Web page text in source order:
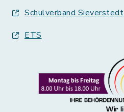
Schulverband Sieverstedt
ETS